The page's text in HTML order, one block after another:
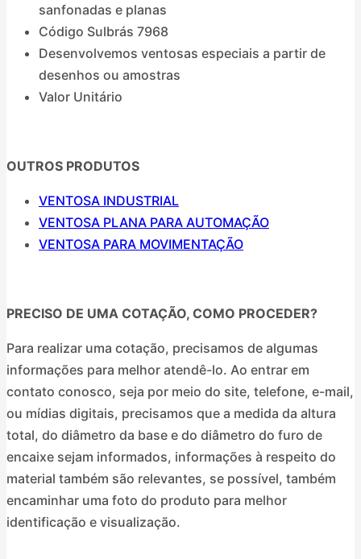
sanfonadas e planas
Código Sulbrás 7968
Desenvolvemos ventosas especiais a partir de
desenhos ou amostras
Valor Unitário
OUTROS PRODUTOS
VENTOSA INDUSTRIAL
VENTOSA PLANA PARA AUTOMAÇÃO
VENTOSA PARA MOVIMENTAÇÃO
PRECISO DE UMA COTAÇÃO, COMO PROCEDER?
Para realizar uma cotação, precisamos de algumas
informações para melhor atendê-lo. Ao entrar em
contato conosco, seja por meio do site, telefone, e-mail,
ou mídias digitais, precisamos que a medida da altura
total, do diâmetro da base e do diâmetro do furo de
encaixe sejam informados, informações à respeito do
material também são relevantes, se possível, também
encaminhar uma foto do produto para melhor
identificação e visualização.